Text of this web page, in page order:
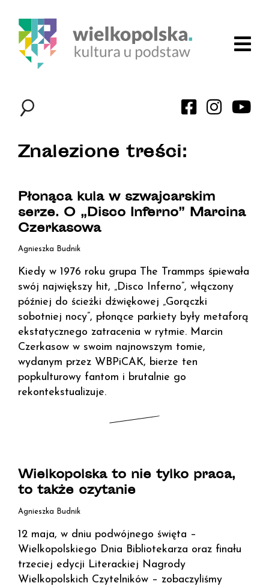
Znalezione treści:
Płonąca kula w szwajcarskim
serze. O „Disco Inferno” Marcina
Czerkasowa
Agnieszka Budnik
Kiedy w 1976 roku grupa The Trammps śpiewała
swój największy hit, „Disco Inferno”, włączony
później do ścieżki dźwiękowej „Gorączki
sobotniej nocy”, płonące parkiety były metaforą
ekstatycznego zatracenia w rytmie. Marcin
Czerkasow w swoim najnowszym tomie,
wydanym przez WBPiCAK, bierze ten
popkulturowy fantom i brutalnie go
rekontekstualizuje.
Wielkopolska to nie tylko praca,
to także czytanie
Agnieszka Budnik
12 maja, w dniu podwójnego święta –
Wielkopolskiego Dnia Bibliotekarza oraz finału
trzeciej edycji Literackiej Nagrody
Wielkopolskich Czytelników – zobaczyliśmy